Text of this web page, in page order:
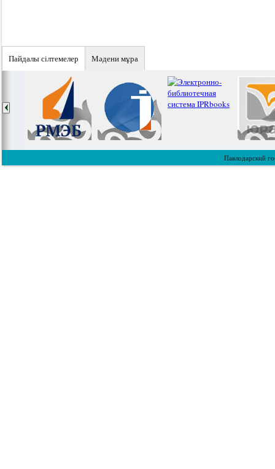
Пайдалы сiлтемелер Мәдени мұра
Павлодарский